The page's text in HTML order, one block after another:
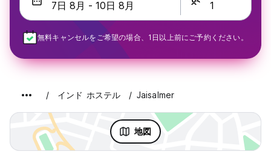
無料キャンセルをご希望の場合、1日以上前にご予約ください。
インド ホステル Jaisalmer
地図